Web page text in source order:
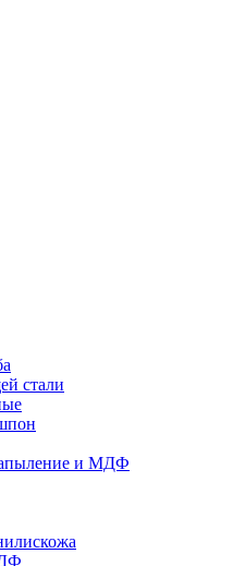
стали
и МДФ